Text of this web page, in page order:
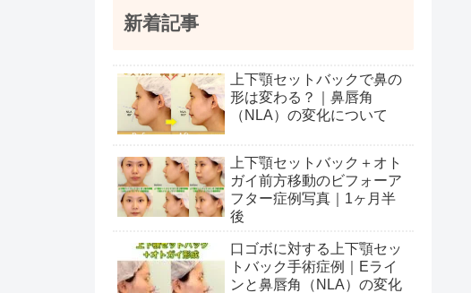
新着記事
上下顎セットバックで鼻の
形は変わる？｜鼻唇角
（NLA）の変化について
上下顎セットバック＋オト
ガイ前方移動のビフォーア
フター症例写真｜1ヶ月半
後
口ゴボに対する上下顎セッ
トバック手術症例｜Eライ
ンと鼻唇角（NLA）の変化